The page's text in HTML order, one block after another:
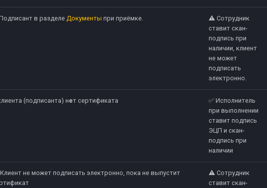
в разделе Документы при приёмке.
⚠️ Сотрудник
ставит скан-
подпись при
наличии, клиент
не может
подписать
электронно.
(подписанта) нет сертификата
✅ Исполнитель
при выполнении
ставит подпись
ЭЦП и скан-
подпись при
наличии
не может подписать электронно, пока не выпустит
⚠️ Сотрудник
ставит скан-